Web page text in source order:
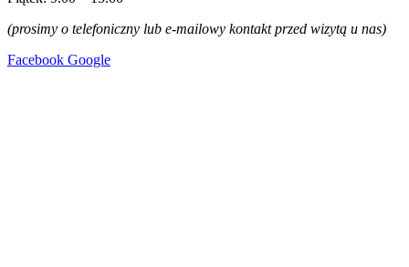
(prosimy o telefoniczny lub e-mailowy kontakt przed wizytą u nas)
Facebook Google